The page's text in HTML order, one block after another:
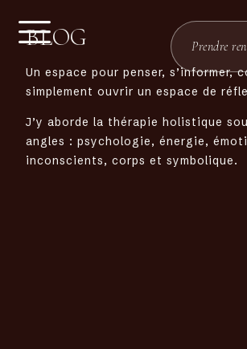
Prendre
BLOG
Un espace pour penser, s’informer,
simplement ouvrir un espace de
J’y aborde la thérapie holistique
angles : psychologie, énergie,
inconscients, corps et symbolique.